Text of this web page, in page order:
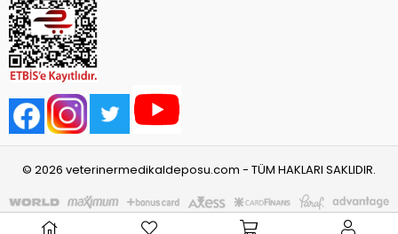
© 2026 veterinermedikaldeposu.com - TÜM HAKLARI SAKLIDIR.